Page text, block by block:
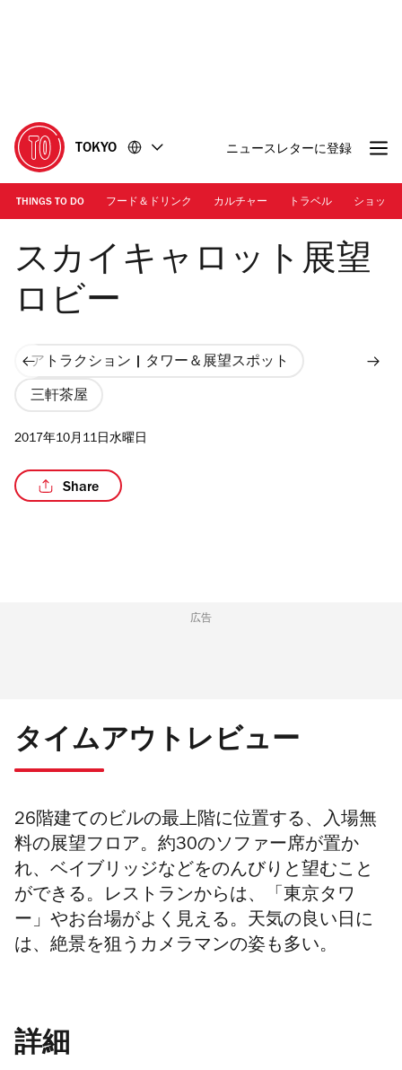
に
移
動
移
動
TOKYO ニュースレターに登録
THINGS TO DO フード＆ドリンク カルチャー トラベル ショッピ
Photo: Tabea Greuner | Carrot Tower
スカイキャロット展望
ロビー
アトラクション | タワー＆展望スポット
三軒茶屋
2017年10月11日水曜日
Share
広告
タイムアウトレビュー
26階建てのビルの最上階に位置する、入場無
料の展望フロア。約30のソファー席が置か
れ、ベイブリッジなどをのんびりと望むこと
ができる。レストランからは、「東京タワ
ー」やお台場がよく見える。天気の良い日に
は、絶景を狙うカメラマンの姿も多い。
詳細